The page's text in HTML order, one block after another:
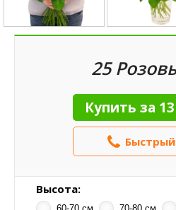
25
Купить за
Быстрый
Высота:
60-70 см. 70-80 см.